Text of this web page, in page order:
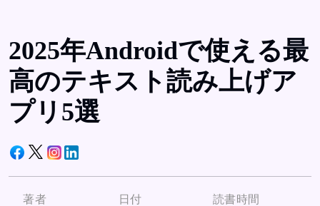
2025年Androidで使える最
高のテキスト読み上げア
プリ5選
著者 日付 読書時間